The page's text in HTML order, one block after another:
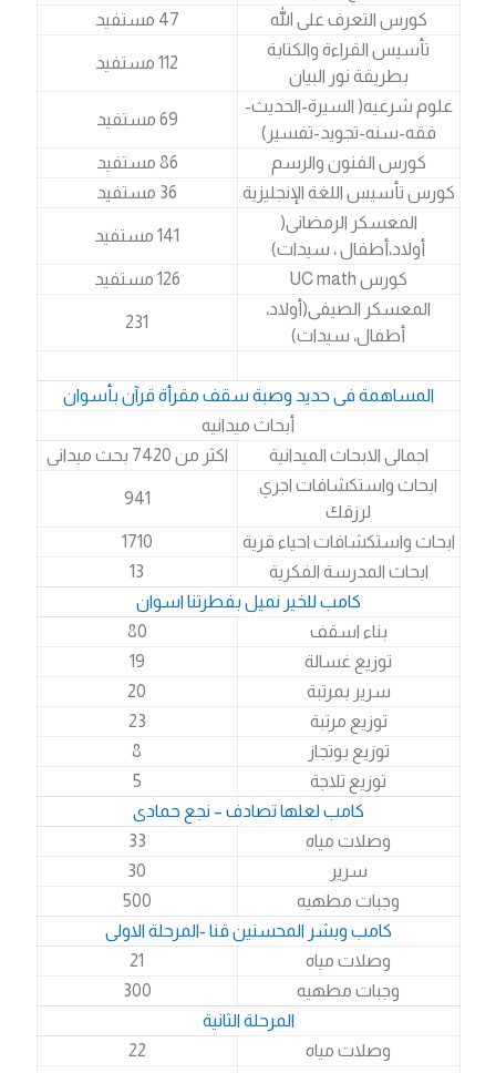
كورس التعرف على الله
47 مستفيد
تأسيس القراءة والكتابة
بطريقة نور البيان
112 مستفيد
علوم شرعيه( السيرة-الحديث-
فقه-سنه-تجويد-تفسير)
69 مستفيد
كورس الفنون والرسم
86 مستفيد
كورس تأسيس اللغة الإنجليزية
36 مستفيد
المعسكر الرمضانى(
أولاد،أطفال ، سيدات)
141 مستفيد
كورس UC math
126 مستفيد
المعسكر الصيفى(أولاد،
أطفال، سيدات)
231
المساهمة فى حديد وصبة سقف مقرأة قرآن بأسوان
أبحاث ميدانيه
اجمالى الابحاث الميدانية
اكثر من 7420 بحث ميدانى
ابحاث واستكشافات اجري
لرزقك
941
ابحاث واستكشافات احياء قرية
1710
ابحاث المدرسة الفكرية
13
كامب للخير نميل بفطرتنا اسوان
بناء اسقف
80
توزيع غسالة
19
سرير بمرتبة
20
توزيع مرتبة
23
توزيع بوتجاز
8
توزيع تلاجة
5
كامب لعلها تصادف – نجع حمادى
وصلات مياه
33
سرير
30
وجبات مطهيه
500
كامب وبشر المحسنين قنا -المرحلة الاولى
وصلات مياه
21
وجبات مطهيه
300
المرحلة الثانية
وصلات مياه
22